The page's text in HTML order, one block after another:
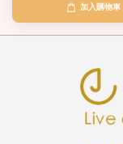
加入購物車